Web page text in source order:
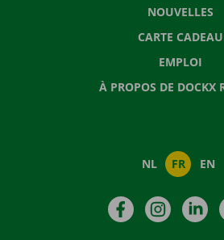
NOUVELLES
CARTE CADEAU
EMPLOI
À PROPOS DE DOCKX
NL FR EN
Facebook